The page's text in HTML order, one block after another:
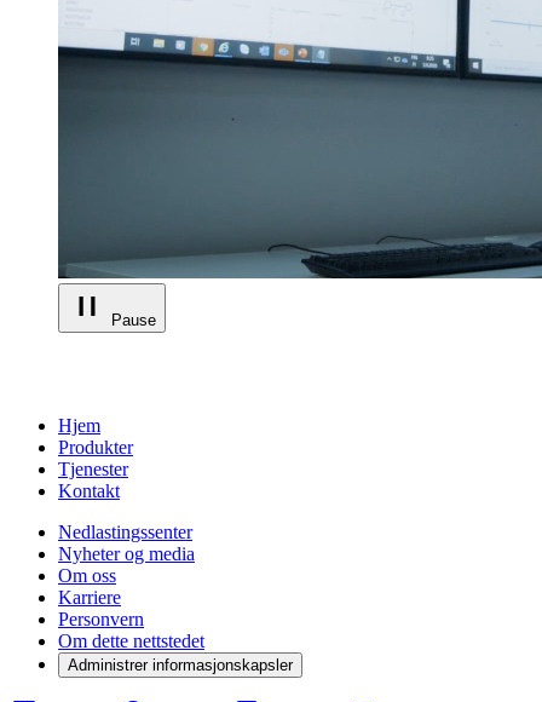
Pause
Hjem
Produkter
Tjenester
Kontakt
Nedlastingssenter
Nyheter og media
Om oss
Karriere
Personvern
Om dette nettstedet
Administrer informasjonskapsler